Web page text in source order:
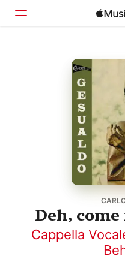
Deh,
Cappella